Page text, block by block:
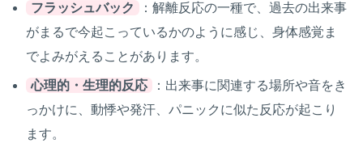
フラッシュバック
：解離反応の一種で、過去の出来事
がまるで今起こっているかのように感じ、身体感覚ま
でよみがえることがあります。
心理的・生理的反応
：出来事に関連する場所や音をき
っかけに、動悸や発汗、パニックに似た反応が起こり
ます。